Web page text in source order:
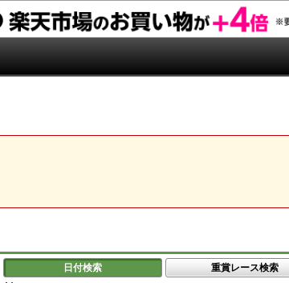
日付検索 重賞レース検索